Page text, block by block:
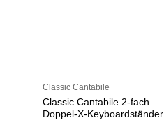
Classic Cantabile
Classic Cantabile 2-fach
Doppel-X-Keyboardständer